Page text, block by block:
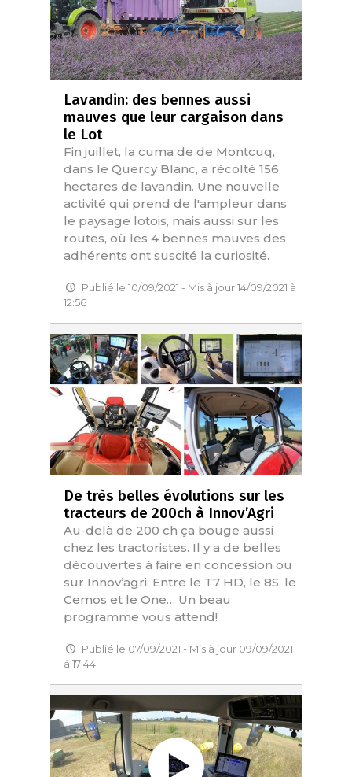
Lavandin: des bennes aussi
mauves que leur cargaison dans
le Lot
Fin juillet, la cuma de de Montcuq,
dans le Quercy Blanc, a récolté 156
hectares de lavandin. Une nouvelle
activité qui prend de l'ampleur dans
le paysage lotois, mais aussi sur les
routes, où les 4 bennes mauves des
adhérents ont suscité la curiosité.
Publié le 10/09/2021 - Mis à jour 14/09/2021 à
12:56
De très belles évolutions sur les
tracteurs de 200ch à Innov’Agri
Au-delà de 200 ch ça bouge aussi
chez les tractoristes. Il y a de belles
découvertes à faire en concession ou
sur Innov’agri. Entre le T7 HD, le 8S, le
Cemos et le One… Un beau
programme vous attend!
Publié le 07/09/2021 - Mis à jour 09/09/2021
à 17:44